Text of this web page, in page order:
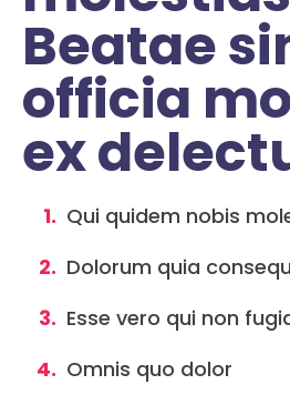
Beatae
officia
ex
Qui quidem nobis
Dolorum quia
Esse vero qui non
Omnis quo dolor